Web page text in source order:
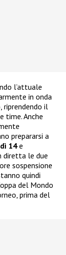
l’attuale
in onda
, riprendendo il
time. Anche
prepararsi a
14e
diretta le due
sospensione
quindi
del Mondo
prima del